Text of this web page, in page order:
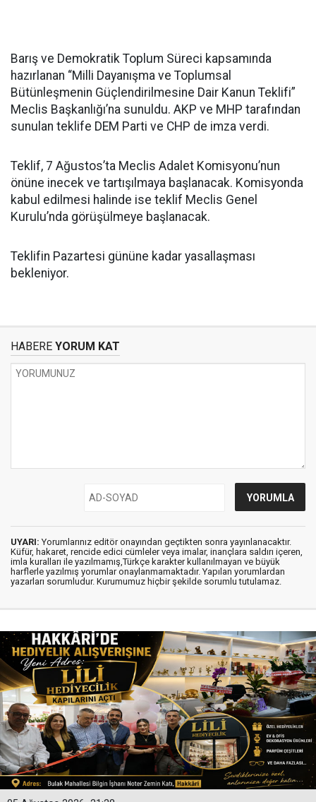
Barış ve Demokratik Toplum Süreci kapsamında
hazırlanan “Milli Dayanışma ve Toplumsal
Bütünleşmenin Güçlendirilmesine Dair Kanun Teklifi”
Meclis Başkanlığı’na sunuldu. AKP ve MHP tarafından
sunulan teklife DEM Parti ve CHP de imza verdi.
Teklif, 7 Ağustos’ta Meclis Adalet Komisyonu’nun
önüne inecek ve tartışılmaya başlanacak. Komisyonda
kabul edilmesi halinde ise teklif Meclis Genel
Kurulu’nda görüşülmeye başlanacak.
Teklifin Pazartesi gününe kadar yasallaşması
bekleniyor.
HABERE YORUM KAT
UYARI: Yorumlarınız editör onayından geçtikten sonra yayınlanacaktır.
Küfür, hakaret, rencide edici cümleler veya imalar, inançlara saldırı içeren,
imla kuralları ile yazılmamış,Türkçe karakter kullanılmayan ve büyük
harflerle yazılmış yorumlar onaylanmamaktadır. Yapılan yorumlardan
yazarları sorumludur. Kurumumuz hiçbir şekilde sorumlu tutulamaz.